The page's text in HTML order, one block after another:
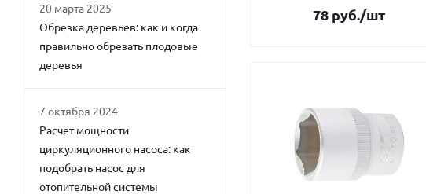
78руб./шт
20 марта 2025
Обрезка деревьев: как и когда
правильно обрезать плодовые
деревья
7 октября 2024
Расчет мощности
циркуляционного насоса: как
подобрать насос для
отопительной системы